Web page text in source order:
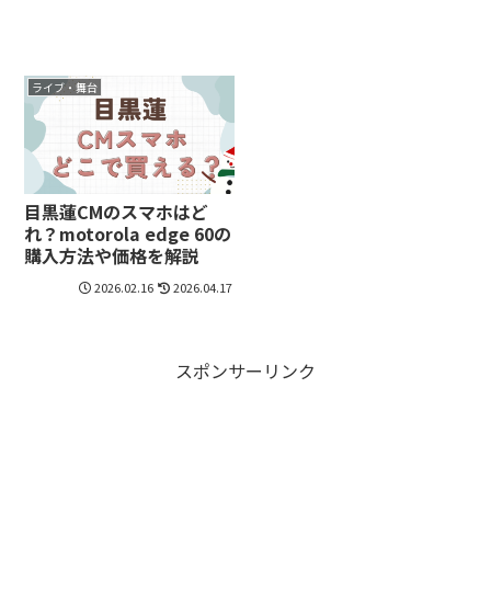
ライブ・舞台
目黒蓮CMのスマホはど
れ？motorola edge 60の
購入方法や価格を解説
2026.02.16 2026.04.17
スポンサーリンク